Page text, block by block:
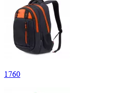
1760